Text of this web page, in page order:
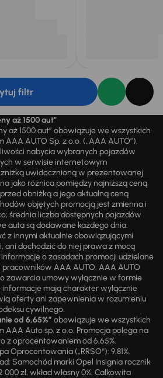
filtr
aż 1500 aut”
aż 1500 aut” obowiązuje we wszystkich
AUTO Sp. z o.o. („AAA AUTO”).
nabycia wybranych pojazdów
w serwisie internetowym
uwidocznioną w prezentowanej
jako różnica pomiędzy najniższą ceną
obniżką a jego aktualną ceną
objętych promocją jest zmienna i
średnia liczba dostępnych pojazdów
auta są dodawane każdego dnia.
z innymi aktualnie obowiązującymi
ani dochodzić do niej prawa z mocą
o zasadach promocji udzielane
AAA AUTO. AAA AUTO
zawarcia umowy wyłącznie w formie
mają charakter wyłącznie
oferty ani zapewnienia w rozumieniu
cywilnego.
od 6,65%” obowiązuje we wszystkich
AAA Auto sp. z o.o. Promocja polega na
z oprocentowaniem od 6,65%.
Oprocentowania („RRSO“): 9,81%.
Samochód marki Opel Insignia rocznik
zł, wkład własny 0%. Całkowita